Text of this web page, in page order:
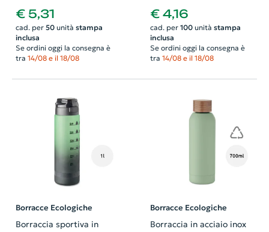
€ 5,31
cad. per 50unità stampa
inclusa
Se ordini oggi la consegna è
tra 14/08 e il 18/08
€ 4,16
cad. per 100unità stampa
inclusa
Se ordini oggi la consegna è
tra 14/08 e il 18/08
Borracce Ecologiche
Borraccia sportiva in
Borracce Ecologiche
Borraccia in acciaio inox